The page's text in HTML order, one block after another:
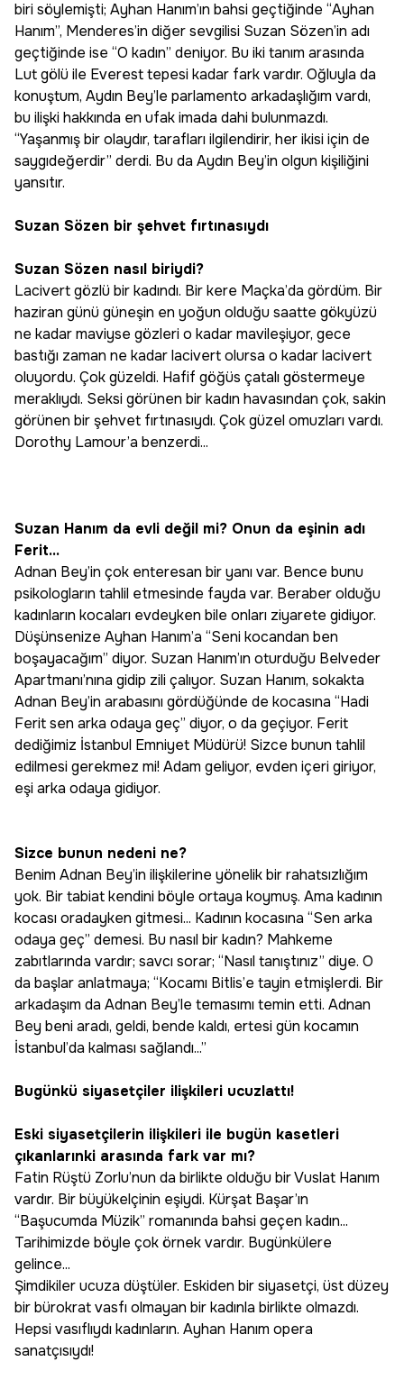
biri söylemişti; Ayhan Hanım’ın bahsi geçtiğinde “Ayhan
Hanım”, Menderes’in diğer sevgilisi Suzan Sözen’in adı
geçtiğinde ise “O kadın” deniyor. Bu iki tanım arasında
Lut gölü ile Everest tepesi kadar fark vardır. Oğluyla da
konuştum, Aydın Bey’le parlamento arkadaşlığım vardı,
bu ilişki hakkında en ufak imada dahi bulunmazdı.
“Yaşanmış bir olaydır, tarafları ilgilendirir, her ikisi için de
saygıdeğerdir” derdi. Bu da Aydın Bey’in olgun kişiliğini
yansıtır.
Suzan Sözen bir şehvet fırtınasıydı
Suzan Sözen nasıl biriydi?
Lacivert gözlü bir kadındı. Bir kere Maçka’da gördüm. Bir
haziran günü güneşin en yoğun olduğu saatte gökyüzü
ne kadar maviyse gözleri o kadar mavileşiyor, gece
bastığı zaman ne kadar lacivert olursa o kadar lacivert
oluyordu. Çok güzeldi. Hafif göğüs çatalı göstermeye
meraklıydı. Seksi görünen bir kadın havasından çok, sakin
görünen bir şehvet fırtınasıydı. Çok güzel omuzları vardı.
Dorothy Lamour’a benzerdi...
Suzan Hanım da evli değil mi? Onun da eşinin adı
Ferit...
Adnan Bey’in çok enteresan bir yanı var. Bence bunu
psikologların tahlil etmesinde fayda var. Beraber olduğu
kadınların kocaları evdeyken bile onları ziyarete gidiyor.
Düşünsenize Ayhan Hanım’a “Seni kocandan ben
boşayacağım” diyor. Suzan Hanım’ın oturduğu Belveder
Apartmanı’nına gidip zili çalıyor. Suzan Hanım, sokakta
Adnan Bey’in arabasını gördüğünde de kocasına “Hadi
Ferit sen arka odaya geç” diyor, o da geçiyor. Ferit
dediğimiz İstanbul Emniyet Müdürü! Sizce bunun tahlil
edilmesi gerekmez mi! Adam geliyor, evden içeri giriyor,
eşi arka odaya gidiyor.
Sizce bunun nedeni ne?
Benim Adnan Bey’in ilişkilerine yönelik bir rahatsızlığım
yok. Bir tabiat kendini böyle ortaya koymuş. Ama kadının
kocası oradayken gitmesi... Kadının kocasına “Sen arka
odaya geç” demesi. Bu nasıl bir kadın? Mahkeme
zabıtlarında vardır; savcı sorar; “Nasıl tanıştınız” diye. O
da başlar anlatmaya; “Kocamı Bitlis’e tayin etmişlerdi. Bir
arkadaşım da Adnan Bey’le temasımı temin etti. Adnan
Bey beni aradı, geldi, bende kaldı, ertesi gün kocamın
İstanbul’da kalması sağlandı...”
Bugünkü siyasetçiler ilişkileri ucuzlattı!
Eski siyasetçilerin ilişkileri ile bugün kasetleri
çıkanlarınki arasında fark var mı?
Fatin Rüştü Zorlu’nun da birlikte olduğu bir Vuslat Hanım
vardır. Bir büyükelçinin eşiydi. Kürşat Başar’ın
“Başucumda Müzik” romanında bahsi geçen kadın...
Tarihimizde böyle çok örnek vardır. Bugünkülere
gelince...
Şimdikiler ucuza düştüler. Eskiden bir siyasetçi, üst düzey
bir bürokrat vasfı olmayan bir kadınla birlikte olmazdı.
Hepsi vasıflıydı kadınların. Ayhan Hanım opera
sanatçısıydı!